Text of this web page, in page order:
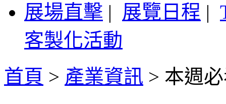
展場直擊 | 展覽日程 |
客製化活動
首頁 > 產業資訊 > 本週